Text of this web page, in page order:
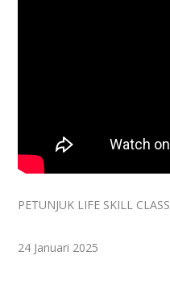
PETUNJUK LIFE SKILL CLASS
24 Januari 2025